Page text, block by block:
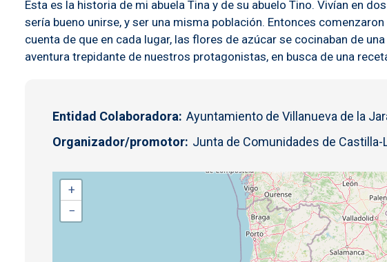
Esta es la historia de mi abuela Tina y de su abuelo Tino. Vivían en
sería bueno unirse, y ser una misma población. Entonces
cuenta de que en cada lugar, las flores de azúcar se cocinaban de
aventura trepidante de nuestros protagonistas, en busca de una
Entidad Colaboradora Ayuntamiento de Villanueva de la
Organizador/promotor Junta de Comunidades de Castilla-
+
−